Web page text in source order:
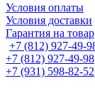
Условия оплаты
Условия доставки
Гарантия на товар
+7 (812) 927-49-
+7 (812) 927-49-98
+7 (931) 598-82-52